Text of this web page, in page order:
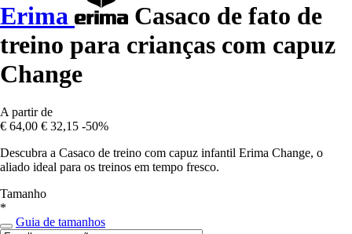
Erima
Casaco de fato de
treino para crianças com capuz
Change
A partir de
€ 64,00 € 32,15 -50%
Descubra a Casaco de treino com capuz infantil Erima Change, o
aliado ideal para os treinos em tempo fresco.
Tamanho
*
Guia de tamanhos